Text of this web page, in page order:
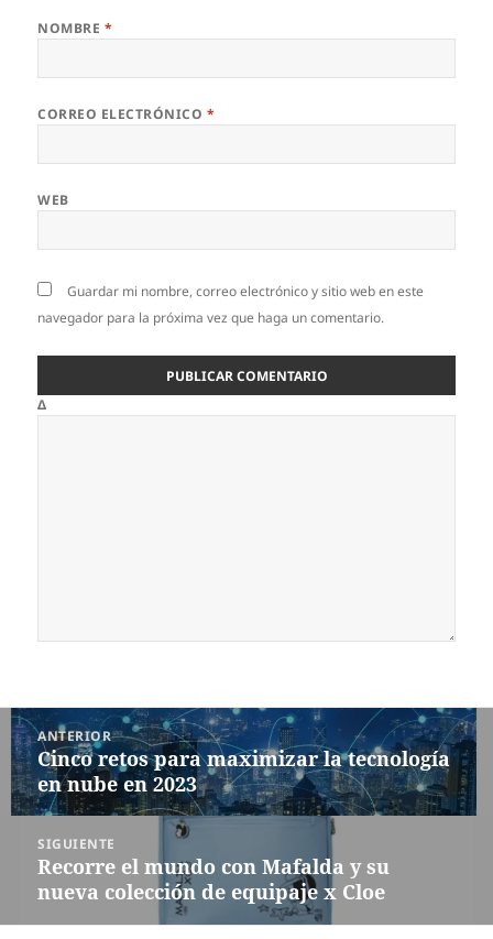
NOMBRE *
CORREO ELECTRÓNICO *
WEB
Guardar mi nombre, correo electrónico y sitio web en este
navegador para la próxima vez que haga un comentario.
Δ
Navegación
de
entradas
ANTERIOR
Entrada
anterior:
Cinco retos para maximizar la tecnología
en nube en 2023
SIGUIENTE
Siguiente
entrada:
Recorre el mundo con Mafalda y su
nueva colección de equipaje x Cloe